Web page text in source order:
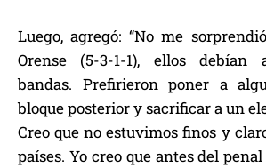
Luego, agregó: “No me
Orense (5-3-1-1), ellos debían
bandas. Prefirieron poner a
bloque posterior y sacrificar a un
Creo que no estuvimos finos y
países. Yo creo que antes del